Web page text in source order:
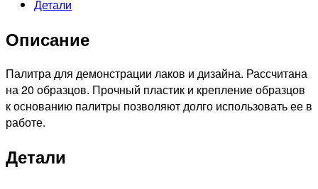
матовая
Детали
Описание
Палитра для демонстрации лаков и дизайна. Рассчитана
на 20 образцов. Прочный пластик и крепление образцов
к основанию палитры позволяют долго использовать ее в
работе.
Детали